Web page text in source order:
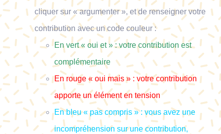
cliquer sur « argumenter », et de renseigner votre
contribution avec un code couleur :
En vert « oui et » : votre contribution est
complémentaire
En rouge « oui mais » : votre contribution
apporte un élément en tension
En bleu « pas compris » : vous avez une
incompréhension sur une contribution,